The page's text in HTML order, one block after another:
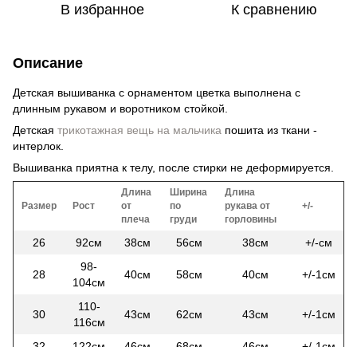
В избранное К сравнению
Описание
Детская вышиванка с орнаментом цветка выполнена с
длинным рукавом и воротником стойкой.
Детская трикотажная вещь на мальчика пошита из ткани -
интерлок.
Вышиванка приятна к телу, после стирки не деформируется.
Размер Рост
Длина
от
плеча
Ширина
по
груди
Длина
рукава от
горловины
+/-
26 92см 38см 56см 38см +/-см
28
98-
104см
40см 58см 40см +/-1см
30
110-
116см
43см 62см 43см +/-1см